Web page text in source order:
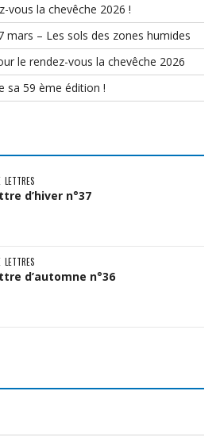
vous la chevêche 2026 !
mars – Les sols des zones humides
le rendez-vous la chevêche 2026
sa 59 ème édition !
LETTRES
d’hiver n°37
LETTRES
d’automne n°36